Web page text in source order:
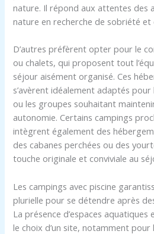
nature. Il répond aux attentes des
nature en recherche de sobriété et
D’autres préfèrent opter pour le
ou chalets, qui proposent tout
séjour aisément organisé. Ces
s’avèrent idéalement adaptés
ou les groupes souhaitant
autonomie. Certains campings
intègrent également des
des cabanes perchées ou des
touche originale et conviviale au
Les campings avec piscine
plurielle pour se détendre après
La présence d’espaces
le choix d’un site, notamment pour